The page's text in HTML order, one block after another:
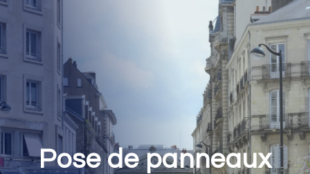
Pose de panneaux